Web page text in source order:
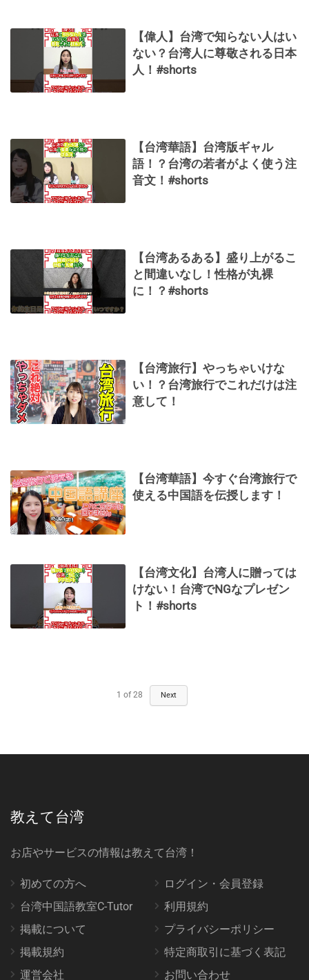
【偉人】台湾で知らない人はい
ない？台湾人に尊敬される日本
人！#shorts
【台湾華語】台湾版ギャル
語！？台湾の若者がよく使う注
音文！#shorts
【台湾あるある】盛り上がるこ
と間違いなし！性格が丸裸
に！？#shorts
【台湾旅行】やっちゃいけな
い！？台湾旅行でこれだけは注
意して！
【台湾華語】今すぐ台湾旅行で
使える中国語を伝授します！
【台湾文化】台湾人に贈っては
けない！台湾でNGなプレゼン
ト！#shorts
1 of 28 Next
教えて台湾
お店やサービスの情報は教えて台湾！
初めての方へ
台湾中国語教室C-Tutor
掲載について
掲載規約
運営会社
ログイン・会員登録
利用規約
プライバシーポリシー
特定商取引に基づく表記
お問い合わせ